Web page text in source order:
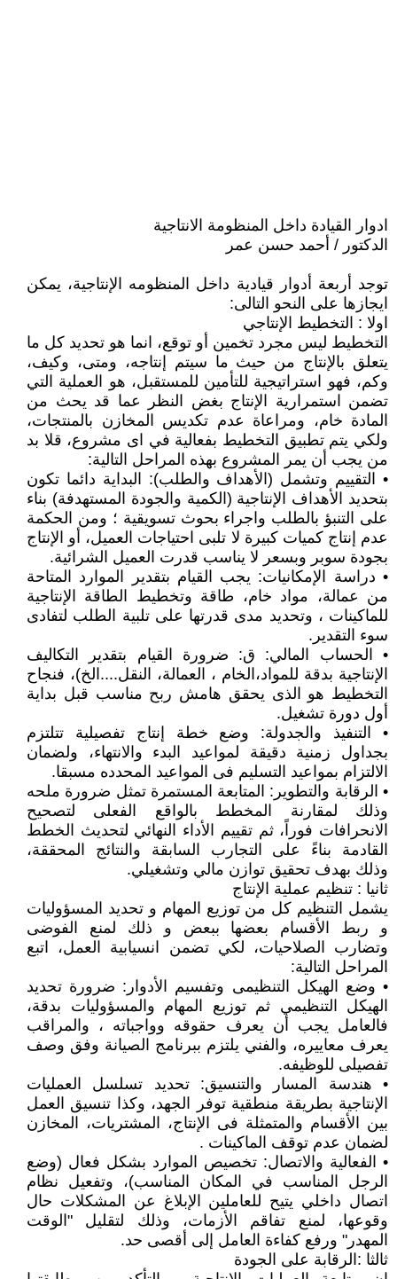
ادوار القيادة داخل المنظومة الانتاجية
الدكتور / أحمد حسن عمر
توجد أربعة أدوار قيادية داخل المنظومه الإنتاجية، يمكن
ايجازها على النحو التالى:
اولا : التخطيط الإنتاجي
التخطيط ليس مجرد تخمين أو توقع، انما هو تحديد كل ما
يتعلق بالإنتاج من حيث ما سيتم إنتاجه، ومتى، وكيف،
وكم، فهو استراتيجية للتأمين للمستقبل، هو العملية التي
تضمن استمرارية الإنتاج بغض النظر عما قد يحث من
المادة خام، ومراعاة عدم تكديس المخازن بالمنتجات،
ولكي يتم تطبيق التخطيط بفعالية في اى مشروع، قلا بد
من يجب أن يمر المشروع بهذه المراحل التالية:
• التقييم وتشمل (الأهداف والطلب): البداية دائما تكون
بتحديد الأهداف الإنتاجية (الكمية والجودة المستهدفة) بناء
على التنبؤ بالطلب واجراء بحوث تسويقية ؛ ومن الحكمة
عدم إنتاج كميات كبيرة لا تلبى احتياجات العميل، أو الإنتاج
بجودة سوبر وبسعر لا يناسب قدرت العميل الشرائية.
• دراسة الإمكانيات: يجب القيام بتقدير الموارد المتاحة
من عمالة، مواد خام، طاقة وتخطيط الطاقة الإنتاجية
للماكينات ، وتحديد مدى قدرتها على تلبية الطلب لتفادى
سوء التقدير.
• الحساب المالي: ق: ضرورة القيام بتقدير التكاليف
الإنتاجية بدقة للمواد،الخام ، العمالة، النقل....الخ)، فنجاح
التخطيط هو الذى يحقق هامش ربح مناسب قبل بداية
أول دورة تشغيل.
• التنفيذ والجدولة: وضع خطة إنتاج تفصيلية تتلتزم
بجداول زمنية دقيقة لمواعيد البدء والانتهاء، ولضمان
الالتزام بمواعيد التسليم فى المواعيد المحدده مسبقا.
• الرقابة والتطوير: المتابعة المستمرة تمثل ضرورة ملحه
وذلك لمقارنة المخطط بالواقع الفعلى لتصحيح
الانحرافات فوراً، ثم تقييم الأداء النهائي لتحديث الخطط
القادمة بناءً على التجارب السابقة والنتائج المحققة،
وذلك بهدف تحقيق توازن مالي وتشغيلي.
ثانيا : تنظيم عملية الإنتاج
يشمل التنظيم كل من توزيع المهام و تحديد المسؤوليات
و ربط الأقسام بعضها ببعض و ذلك لمنع الفوضى
وتضارب الصلاحيات، لكي تضمن انسيابية العمل، اتبع
المراحل التالية:
• وضع الهيكل التنظيمى وتفسيم الأدوار: ضرورة تحديد
الهيكل التنظيمي ثم توزيع المهام والمسؤوليات بدقة،
فالعامل يجب أن يعرف حقوقه وواجباته ، والمراقب
يعرف معاييره، والفني يلتزم ببرنامج الصيانة وفق وصف
تفصيلى للوظيفه.
• هندسة المسار والتنسيق: تحديد تسلسل العمليات
الإنتاجية بطريقة منطقية توفر الجهد، وكذا تنسيق العمل
بين الأقسام والمتمثلة فى الإنتاج، المشتريات، المخازن
لضمان عدم توقف الماكينات .
• الفعالية والاتصال: تخصيص الموارد بشكل فعال (وضع
الرجل المناسب في المكان المناسب)، وتفعيل نظام
اتصال داخلي يتيح للعاملين الإبلاغ عن المشكلات حال
وقوعها، لمنع تفاقم الأزمات، وذلك لتقليل "الوقت
المهدر" ورفع كفاءة العامل إلى أقصى حد.
ثالثا :الرقابة على الجودة